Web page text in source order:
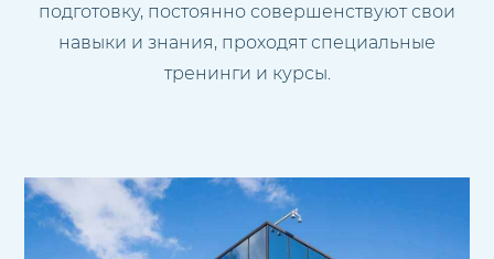
подготовку, постоянно совершенствуют свои
навыки и знания, проходят специальные
тренинги и курсы.